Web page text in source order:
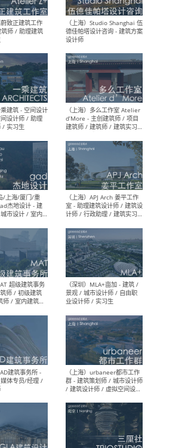
最新工作
按地区查看 ：全部|北方|长江
（上海）彬蔚致正建筑工作
室 – 项目建筑师 / 助理建筑
师 / 实习生
（深圳）一乘建筑 - 空间设计
师 / 助理空间设计师 / 助理
建筑设计师 / 实习生
（杭州/青岛/上海/厦门/重
庆/成都）gad杰地设计 - 建
筑 / 设备 / 城市设计 / 室内 /
幕墙 / BIM / 成本 / 工程 / 运
营 / 品牌 / 观点views / 实习
等